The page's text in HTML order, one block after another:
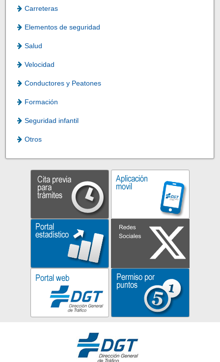
Carreteras
Elementos de seguridad
Salud
Velocidad
Conductores y Peatones
Formación
Seguridad infantil
Otros